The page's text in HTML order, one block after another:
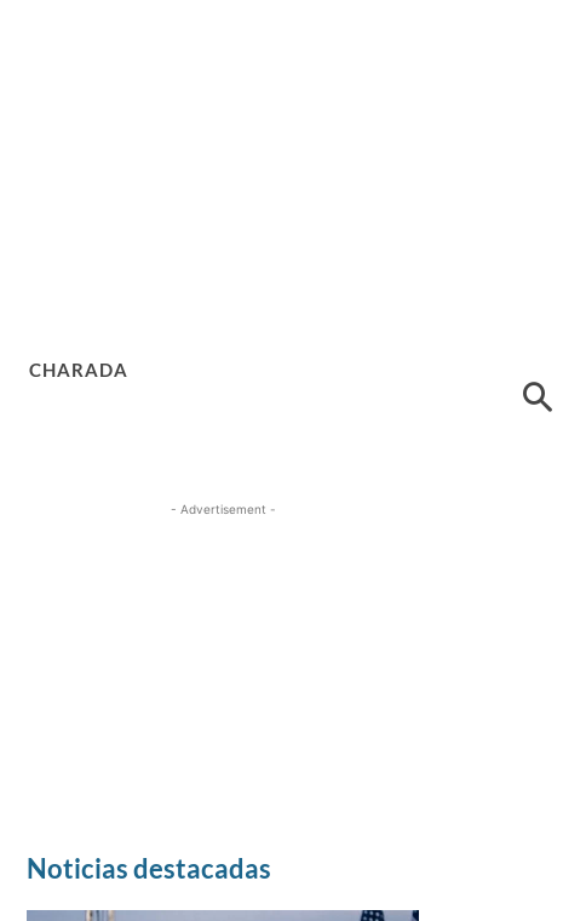
CHARADA
- Advertisement -
Noticias destacadas